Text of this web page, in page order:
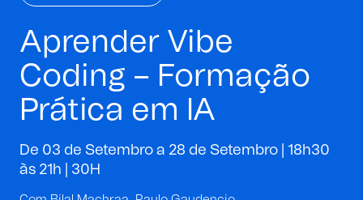
Aprender Vibe
Coding – Formação
Prática em IA
De 03 de Setembro a 28 de Setembro | 18h30
às 21h | 30H